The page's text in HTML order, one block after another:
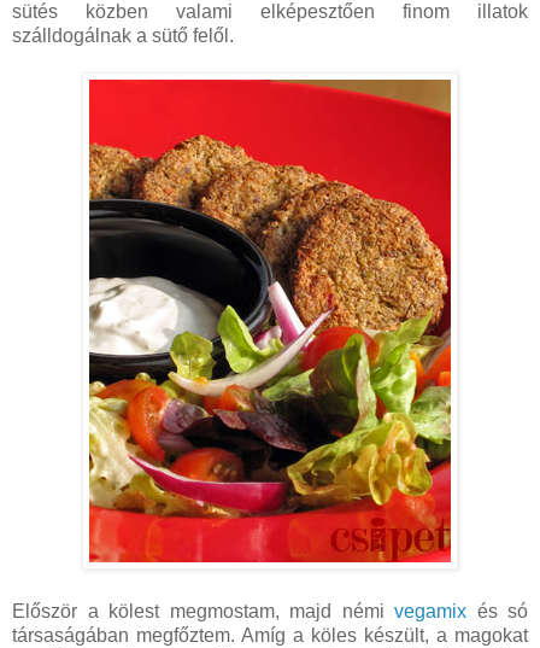
sütés közben valami elképesztően finom illatok
szálldogálnak a sütő felől.
Először a kölest megmostam, majd némi vegamix és só
társaságában megfőztem. Amíg a köles készült, a magokat